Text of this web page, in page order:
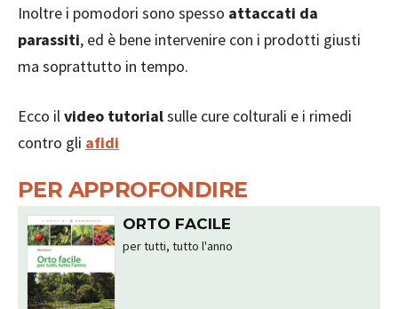
Inoltre i pomodori sono spesso attaccati da
parassiti, ed è bene intervenire con i prodotti giusti
ma soprattutto in tempo.
Ecco il video tutorialsulle cure colturali e i rimedi
contro gli afidi
PER APPROFONDIRE
ORTO FACILE
per tutti, tutto l'anno